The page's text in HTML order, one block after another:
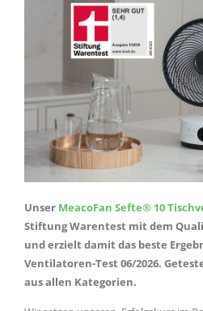
Unser MeacoFan Sefte® 10
Stiftung Warentest mit dem
und erzielt damit das beste
Ventilatoren-Test 06/2026.
aus allen Kategorien.